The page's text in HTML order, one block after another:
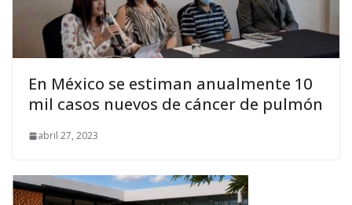
En México se estiman anualmente 10
mil casos nuevos de cáncer de pulmón
abril 27, 2023